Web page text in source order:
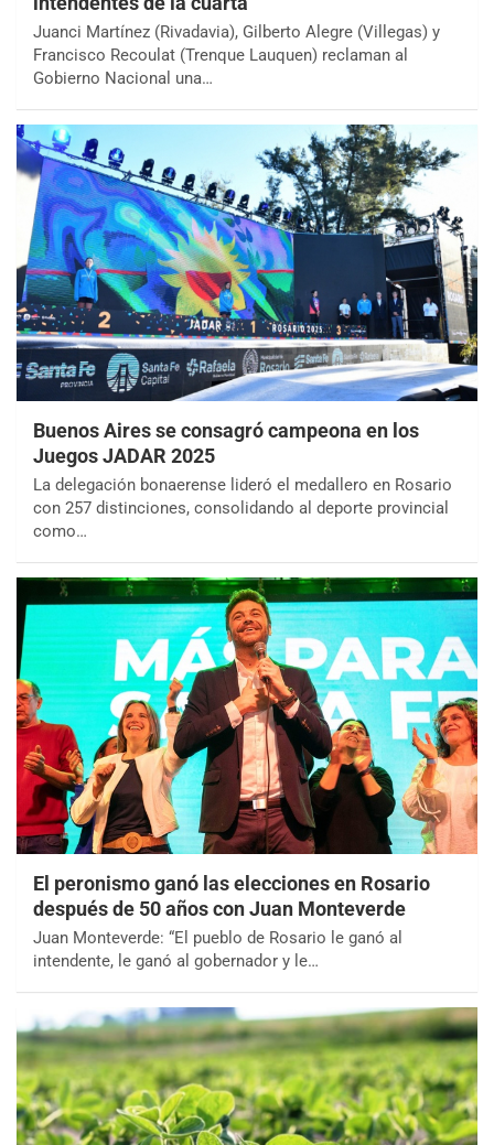
Juanci Martínez (Rivadavia), Gilberto Alegre (Villegas) y
Francisco Recoulat (Trenque Lauquen) reclaman al
Gobierno Nacional una…
Buenos Aires se consagró campeona en los
Juegos JADAR 2025
La delegación bonaerense lideró el medallero en Rosario
con 257 distinciones, consolidando al deporte provincial
como…
El peronismo ganó las elecciones en Rosario
después de 50 años con Juan Monteverde
Juan Monteverde: “El pueblo de Rosario le ganó al
intendente, le ganó al gobernador y le…